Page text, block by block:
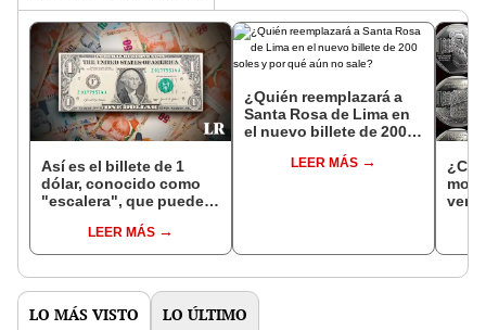
Así es el billete de 1
dólar, conocido como
"escalera", que puedes
S/19.000LEER MÁS
¿Quién reemplazará a
Santa Rosa de Lima en
el nuevo billete de 200
LEER MÁS
LO MÁS VISTO LO ÚLTIMO